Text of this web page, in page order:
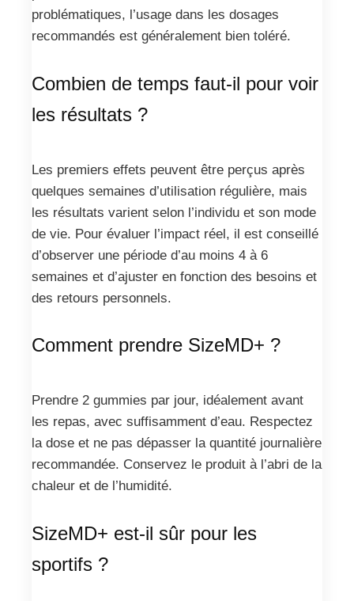
problématiques, l’usage dans les dosages
recommandés est généralement bien toléré.
Combien de temps faut-il pour voir
les résultats ?
Les premiers effets peuvent être perçus après
quelques semaines d’utilisation régulière, mais
les résultats varient selon l’individu et son mode
de vie. Pour évaluer l’impact réel, il est conseillé
d’observer une période d’au moins 4 à 6
semaines et d’ajuster en fonction des besoins et
des retours personnels.
Comment prendre SizeMD+ ?
Prendre 2 gummies par jour, idéalement avant
les repas, avec suffisamment d’eau. Respectez
la dose et ne pas dépasser la quantité journalière
recommandée. Conservez le produit à l’abri de la
chaleur et de l’humidité.
SizeMD+ est-il sûr pour les
sportifs ?